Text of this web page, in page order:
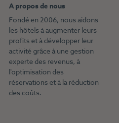
A propos de nous
Fondé en 2006, nous aidons
les hôtels à augmenter leurs
profits et à développer leur
activité grâce à une gestion
experte des revenus, à
l'optimisation des
réservations et à la réduction
des coûts.